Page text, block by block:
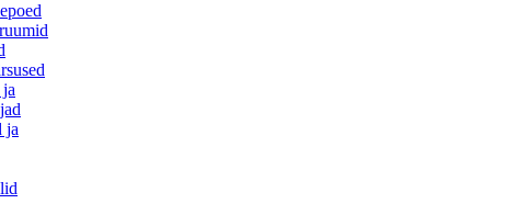
ja